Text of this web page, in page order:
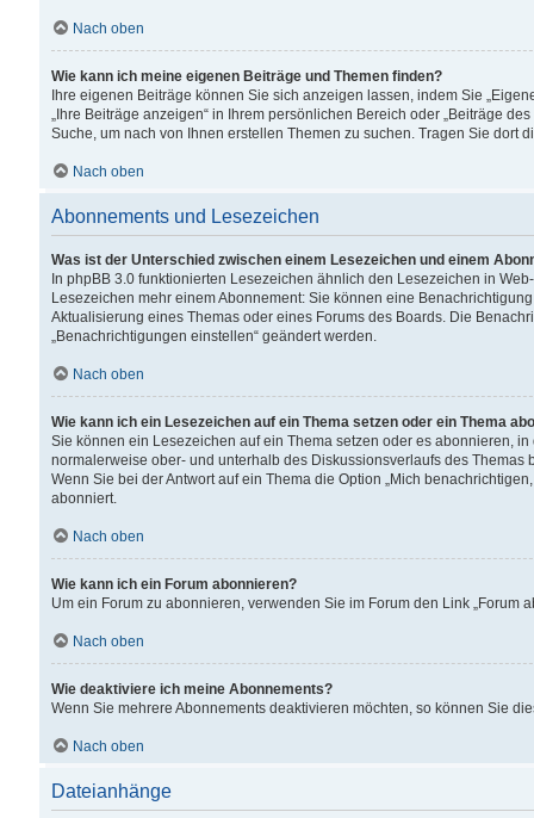
Nach oben
Wie kann ich meine eigenen Beiträge und Themen finden?
Ihre eigenen Beiträge können Sie sich anzeigen lassen, indem Sie
„Ihre Beiträge anzeigen“ in Ihrem persönlichen Bereich oder „Beiträge
Suche, um nach von Ihnen erstellen Themen zu suchen. Tragen Sie dort
Nach oben
Abonnements und Lesezeichen
Was ist der Unterschied zwischen einem Lesezeichen und einem
In phpBB 3.0 funktionierten Lesezeichen ähnlich den Lesezeichen in
Lesezeichen mehr einem Abonnement: Sie können eine
Aktualisierung eines Themas oder eines Forums des Boards. Die
„Benachrichtigungen einstellen“ geändert werden.
Nach oben
Wie kann ich ein Lesezeichen auf ein Thema setzen oder ein Thema
Sie können ein Lesezeichen auf ein Thema setzen oder es abonnieren,
normalerweise ober- und unterhalb des Diskussionsverlaufs des Themas
Wenn Sie bei der Antwort auf ein Thema die Option „Mich
abonniert.
Nach oben
Wie kann ich ein Forum abonnieren?
Um ein Forum zu abonnieren, verwenden Sie im Forum den Link „Forum
Nach oben
Wie deaktiviere ich meine Abonnements?
Wenn Sie mehrere Abonnements deaktivieren möchten, so können Sie
Nach oben
Dateianhänge